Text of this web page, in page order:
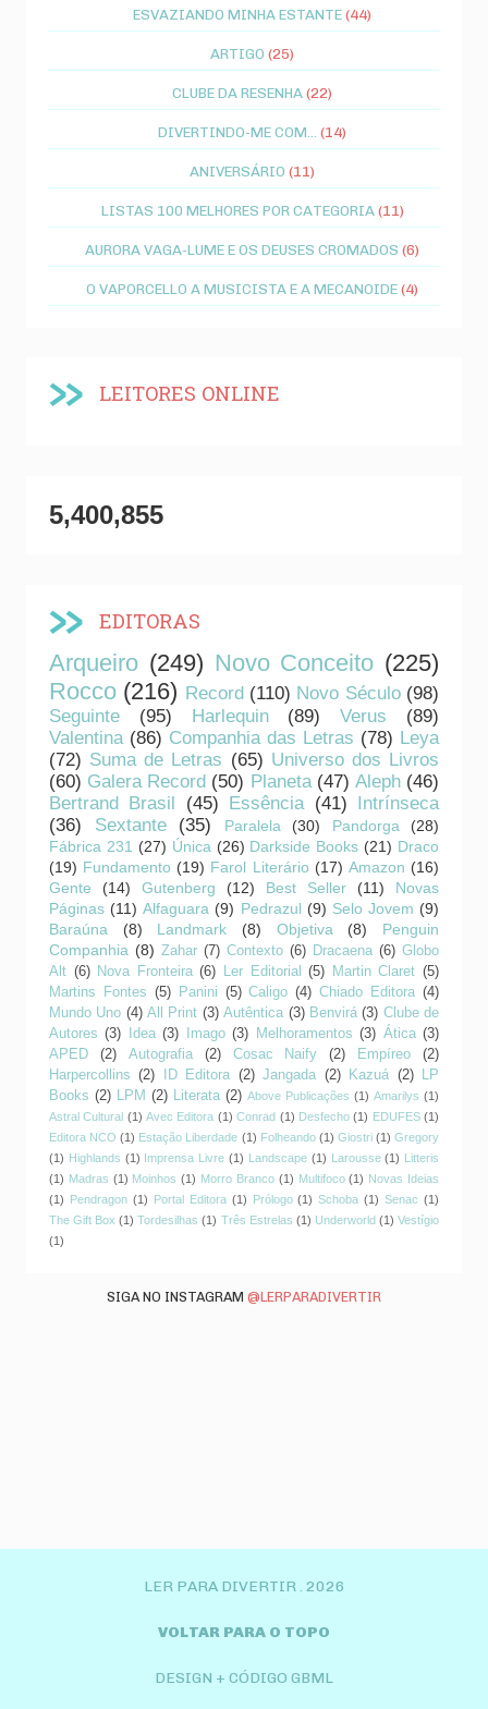
ESVAZIANDO MINHA ESTANTE(44)
ARTIGO (25)
CLUBE DA RESENHA(22)
DIVERTINDO-ME COM... (14)
ANIVERSÁRIO (11)
LISTAS 100 MELHORES POR CATEGORIA (11)
AURORA VAGA-LUME E OS DEUSES CROMADOS (6)
O VAPORCELLO A MUSICISTA E A MECANOIDE(4)
LEITORES ONLINE
5,400,855
EDITORAS
Arqueiro (249) Novo Conceito (225)
Rocco (216) Record (110) Novo Século (98)
Seguinte
(95) Harlequin (89) Verus
(89)
Valentina (86) Companhia das Letras (78) Leya
(72) Suma de Letras (65) Universo dos Livros
(60) Galera Record (50) Planeta (47) Aleph (46)
Bertrand Brasil
(45) Essência (41)
Intrínseca
(36)
Sextante (35) Paralela (30) Pandorga
(28)
Fábrica 231 (27) Única (26) Darkside Books (21) Draco
(19) Fundamento (19) Farol Literário (17) Amazon (16)
Gente
(14) Gutenberg (12) Best Seller (11)
Novas
Páginas (11) Alfaguara (9) Pedrazul (9) Selo Jovem (9)
Baraúna
(8) Landmark (8) Objetiva (8)
Penguin
Companhia (8) Zahar (7) Contexto (6) Dracaena (6) Globo
Alt (6) Nova Fronteira (6) Ler Editorial (5) Martin Claret (5)
Martins Fontes (5) Panini (5) Caligo (4) Chiado Editora (4)
Mundo Uno (4) All Print (3) Autêntica (3) Benvirá (3) Clube de
Autores (3) Idea (3) Imago (3) Melhoramentos (3) Ática (3)
APED
(2) Autografia (2) Cosac Naify (2) Empíreo
(2)
Harpercollins
(2) ID Editora (2) Jangada (2) Kazuá (2)
LP
Books (2) LPM (2) Literata (2) Above Publicações (1) Amarilys (1)
Astral Cultural (1) Avec Editora (1) Conrad (1) Desfecho (1) EDUFES (1)
Editora NCO (1) Estação Liberdade (1) Folheando (1) Giostri (1) Gregory
(1) Highlands (1) Imprensa Livre (1) Landscape (1) Larousse (1)
Litteris
(1) Madras (1) Moinhos (1) Morro Branco (1) Multifoco (1) Novas Ideias
(1)
Pendragon (1) Portal Editora (1) Prólogo (1) Schoba (1) Senac (1)
The Gift Box (1) Tordesilhas (1) Três Estrelas (1) Underworld (1) Vestígio
(1)
SIGA NO INSTAGRAM @LERPARADIVERTIR
LER PARA DIVERTIR . 2026
VOLTAR PARA O TOPO
DESIGN + CÓDIGO GBML